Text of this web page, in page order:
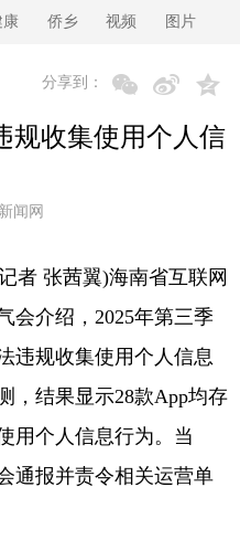
康 侨乡 视频 图片
分享到：
规收集使用个人信
闻网
张茜翼)海南省互联网
会介绍，2025年第三季
违规收集使用个人信息
，结果显示28款App均存
用个人信息行为。当
通报并责令相关运营单